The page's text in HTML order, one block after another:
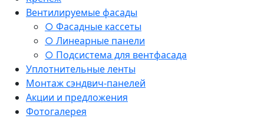
Вентилируемые фасады
○ Фасадные кассеты
○ Линеарные панели
○ Подсистема для вентфасада
Уплотнительные ленты
Монтаж сэндвич-панелей
Акции и предложения
Фотогалерея